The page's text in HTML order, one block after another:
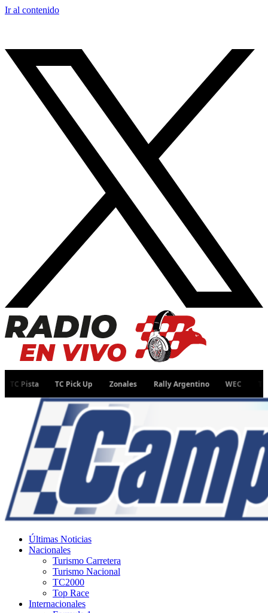
Ir al contenido
TC Pick Up Zonales Rally Argentino WEC
Últimas Noticias
Nacionales
Turismo Carretera
Turismo Nacional
TC2000
Top Race
Internacionales